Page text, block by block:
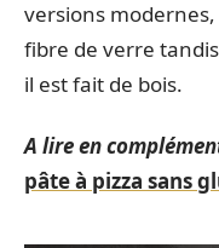
versions
fibre de verre
il est fait de bois.
A lire en
pâte à pizza sans